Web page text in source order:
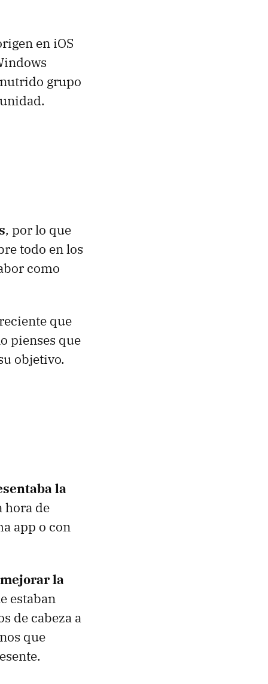
en iOS
grupo
, por lo que
todo en los
como
que
pienses que
objetivo.
la
hora de
app o con
mejorar la
estaban
de cabeza a
que